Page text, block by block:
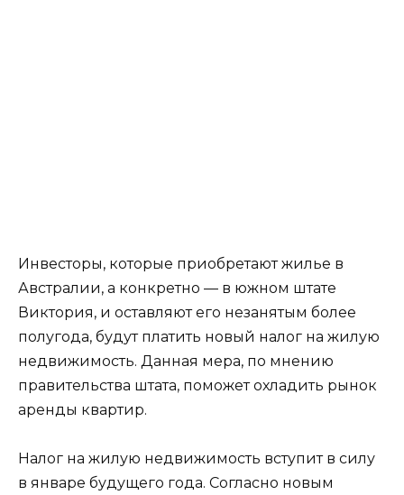
Инвесторы, которые приобретают жилье в
Австралии, а конкретно — в южном штате
Виктория, и оставляют его незанятым более
полугода, будут платить новый налог на жилую
недвижимость. Данная мера, по мнению
правительства штата, поможет охладить рынок
аренды квартир.
Налог на жилую недвижимость вступит в силу
в январе будущего года. Согласно новым